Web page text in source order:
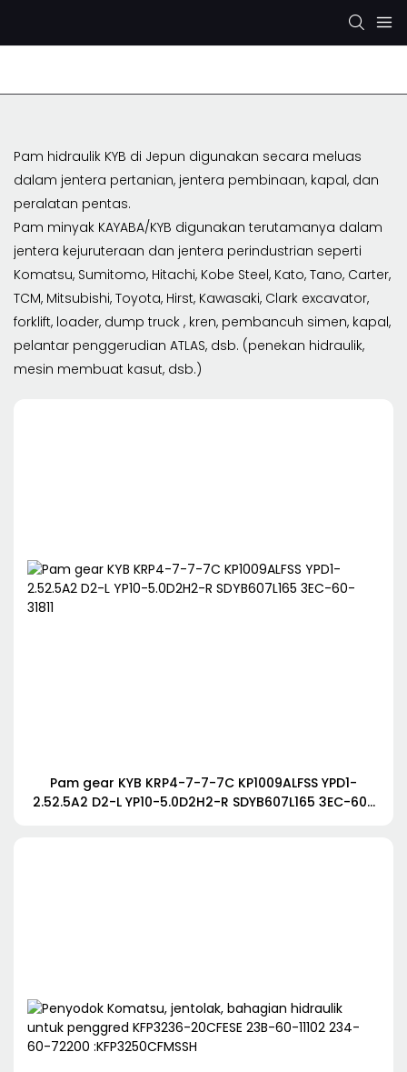
Pam hidraulik KYB di Jepun digunakan secara meluas
dalam jentera pertanian, jentera pembinaan, kapal, dan
peralatan pentas.
Pam minyak KAYABA/KYB digunakan terutamanya dalam
jentera kejuruteraan dan jentera perindustrian seperti
Komatsu, Sumitomo, Hitachi, Kobe Steel, Kato, Tano, Carter,
TCM, Mitsubishi, Toyota, Hirst, Kawasaki, Clark excavator,
forklift, loader, dump truck , kren, pembancuh simen, kapal,
pelantar penggerudian ATLAS, dsb. (penekan hidraulik,
mesin membuat kasut, dsb.)
Pam gear KYB KRP4-7-7-7C KP1009ALFSS YPD1-
2.52.5A2 D2-L YP10-5.0D2H2-R SDYB607L165 3EC-60-